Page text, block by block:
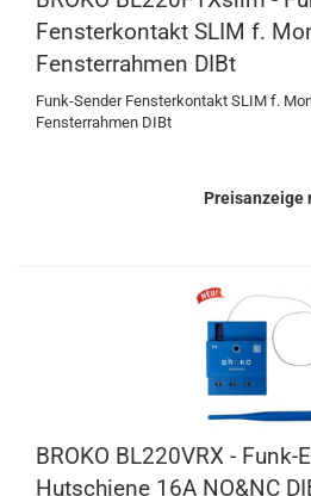
Fensterkontakt SLIM f.
Fensterrahmen DIBt
Funk-Sender Fensterkontakt SLIM f.
Fensterrahmen DIBt
Preisanzeige
BROKO BL220VRX -
Hutschiene 16A NO&NC